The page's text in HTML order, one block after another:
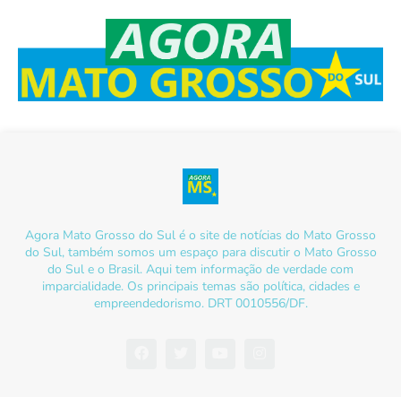
Agora Mato Grosso do Sul é o site de notícias do Mato Grosso
do Sul, também somos um espaço para discutir o Mato Grosso
do Sul e o Brasil. Aqui tem informação de verdade com
imparcialidade. Os principais temas são política, cidades e
empreendedorismo. DRT 0010556/DF.